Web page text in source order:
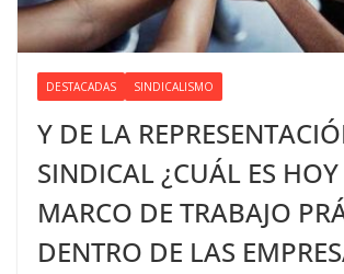
DESTACADAS SINDICALISMO
Y DE LA
SINDICAL ¿CUÁL ES HOY
MARCO DE TRABAJO
DENTRO DE LAS